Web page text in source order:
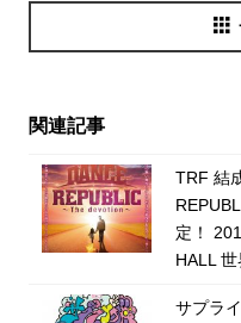
関連記事
TRF 結
定！
HALL
サプラ